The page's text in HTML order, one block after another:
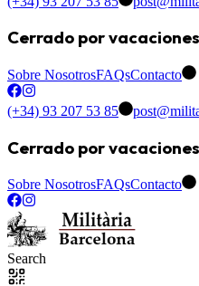
Cerrado por
Sobre NosotrosFAQsContacto
(+34) 93 207 53 85
Cerrado por
Sobre NosotrosFAQsContacto
Search